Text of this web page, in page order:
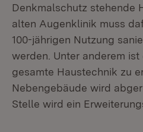
Denkmalschutz stehende
alten Augenklinik muss
100-jährigen Nutzung
werden. Unter anderem
gesamte Haustechnik zu
Nebengebäude wird
Stelle wird ein